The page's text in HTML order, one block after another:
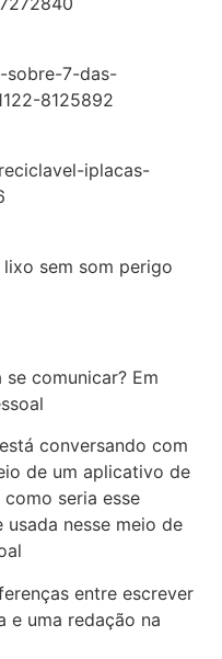
sem som perigo
comunicar? Em
conversando com
de um aplicativo de
seria esse
nesse meio de
entre escrever
e uma redação na